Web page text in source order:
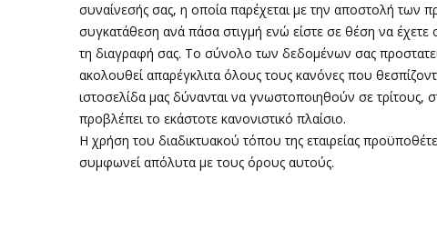
συναίνεσής σας, η οποία παρέχεται με την αποστολή των
συγκατάθεση ανά πάσα στιγμή ενώ είστε σε θέση να
τη διαγραφή σας. Το σύνολο των δεδομένων σας
ακολουθεί απαρέγκλιτα όλους τους κανόνες που
ιστοσελίδα μας δύνανται να γνωστοποιηθούν σε τρίτους,
προβλέπει το εκάστοτε κανονιστικό πλαίσιο.
Η χρήση του διαδικτυακού τόπου της εταιρείας
συμφωνεί απόλυτα με τους όρους αυτούς.